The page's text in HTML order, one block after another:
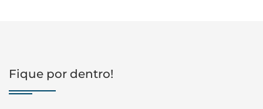
Fique por dentro!